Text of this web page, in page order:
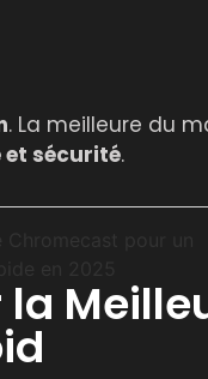
. La meilleure du
sécurité.